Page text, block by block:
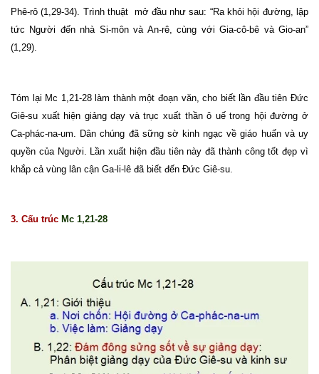
Phê-rô (1,29-34). Trình thuật mở đầu như sau: “Ra khỏi hội đường, lập
tức Người đến nhà Si-môn và An-rê, cùng với Gia-cô-bê và Gio-an”
(1,29).
Tóm lại Mc 1,21-28 làm thành một đoạn văn, cho biết lần đầu tiên Đức
Giê-su xuất hiện giảng dạy và trục xuất thần ô uế trong hội đường ở
Ca-phác-na-um. Dân chúng đã sững sờ kinh ngạc về giáo huấn và uy
quyền của Người. Lần xuất hiện đầu tiên này đã thành công tốt đẹp vì
khắp cả vùng lân cận Ga-li-lê đã biết đến Đức Giê-su.
3. Cấu trúc Mc 1,21-28